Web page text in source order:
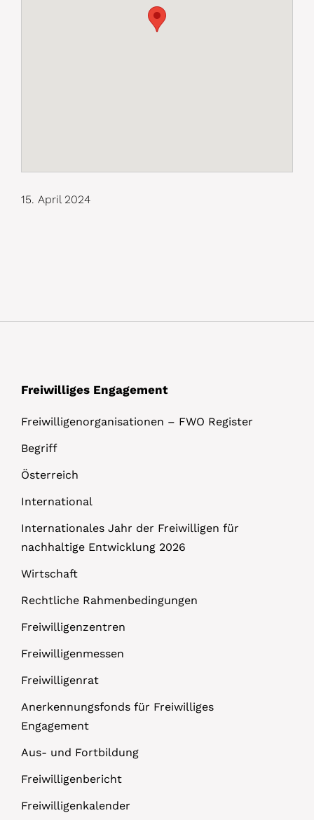
15. April 2024
Freiwilliges Engagement
Freiwilligenorganisationen – FWO Register
Begriff
Österreich
International
Internationales Jahr der Freiwilligen für
nachhaltige Entwicklung 2026
Wirtschaft
Rechtliche Rahmenbedingungen
Freiwilligenzentren
Freiwilligenmessen
Freiwilligenrat
Anerkennungsfonds für Freiwilliges
Engagement
Aus- und Fortbildung
Freiwilligenbericht
Freiwilligenkalender